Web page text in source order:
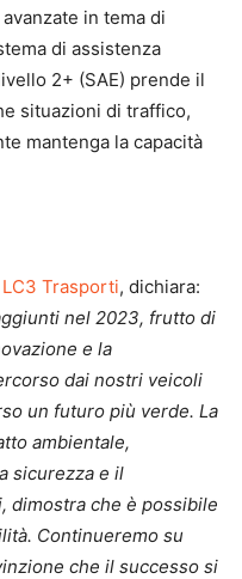
in tema di
di assistenza
2+ (SAE) prende il
situazioni di traffico,
mantenga la capacità
LC3 Trasporti, dichiara:
nel 2023, frutto di
e la
dai nostri veicoli
un futuro più verde. La
ambientale,
sicurezza e il
dimostra che è possibile
Continueremo su
che il successo si